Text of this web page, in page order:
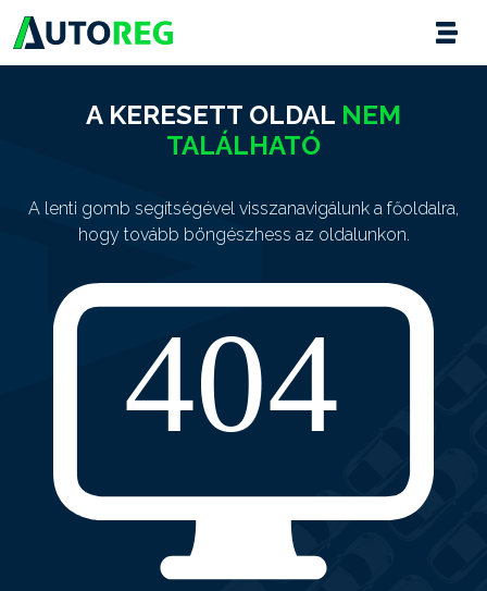
A KERESETT OLDAL NEM
TALÁLHATÓ
A lenti gomb segítségével visszanavigálunk a főoldalra,
hogy tovább böngészhess az oldalunkon.